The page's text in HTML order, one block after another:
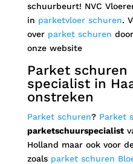
schuurbeurt! NVC
in parketvloer schuren.
over parket schuren
onze website
Parket schuren
specialist in
onstreken
Parket schuren? Parket
parketschuurspecialist
Holland maar ook voor
zoals parket schuren